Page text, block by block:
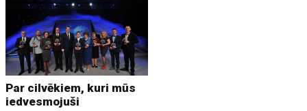
Par cilvēkiem, kuri mūs
iedvesmojuši